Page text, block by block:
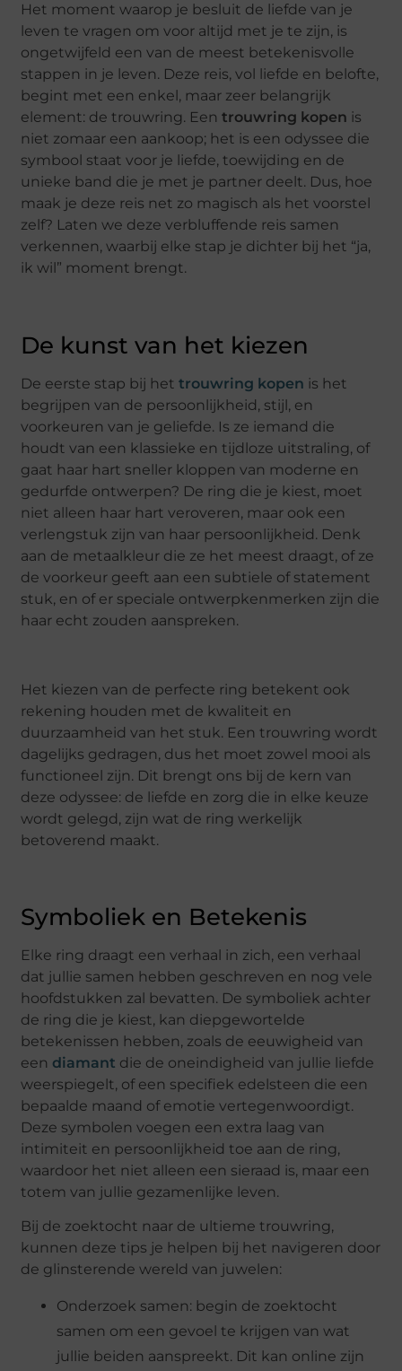
Het moment waarop je besluit de liefde van je
leven te vragen om voor altijd met je te zijn, is
ongetwijfeld een van de meest betekenisvolle
stappen in je leven. Deze reis, vol liefde en belofte,
begint met een enkel, maar zeer belangrijk
element: de trouwring. Eentrouwring kopen is
niet zomaar een aankoop; het is een odyssee die
symbool staat voor je liefde, toewijding en de
unieke band die je met je partner deelt. Dus, hoe
maak je deze reis net zo magisch als het voorstel
zelf? Laten we deze verbluffende reis samen
verkennen, waarbij elke stap je dichter bij het “ja,
ik wil” moment brengt.
De kunst van het kiezen
De eerste stap bij hettrouwring kopen is het
begrijpen van de persoonlijkheid, stijl, en
voorkeuren van je geliefde. Is ze iemand die
houdt van een klassieke en tijdloze uitstraling, of
gaat haar hart sneller kloppen van moderne en
gedurfde ontwerpen? De ring die je kiest, moet
niet alleen haar hart veroveren, maar ook een
verlengstuk zijn van haar persoonlijkheid. Denk
aan de metaalkleur die ze het meest draagt, of ze
de voorkeur geeft aan een subtiele of statement
stuk, en of er speciale ontwerpkenmerken zijn die
haar echt zouden aanspreken.
Het kiezen van de perfecte ring betekent ook
rekening houden met de kwaliteit en
duurzaamheid van het stuk. Een trouwring wordt
dagelijks gedragen, dus het moet zowel mooi als
functioneel zijn. Dit brengt ons bij de kern van
deze odyssee: de liefde en zorg die in elke keuze
wordt gelegd, zijn wat de ring werkelijk
betoverend maakt.
Symboliek en Betekenis
Elke ring draagt een verhaal in zich, een verhaal
dat jullie samen hebben geschreven en nog vele
hoofdstukken zal bevatten. De symboliek achter
de ring die je kiest, kan diepgewortelde
betekenissen hebben, zoals de eeuwigheid van
een diamant die de oneindigheid van jullie liefde
weerspiegelt, of een specifiek edelsteen die een
bepaalde maand of emotie vertegenwoordigt.
Deze symbolen voegen een extra laag van
intimiteit en persoonlijkheid toe aan de ring,
waardoor het niet alleen een sieraad is, maar een
totem van jullie gezamenlijke leven.
Bij de zoektocht naar de ultieme trouwring,
kunnen deze tips je helpen bij het navigeren door
de glinsterende wereld van juwelen:
Onderzoek samen: begin de zoektocht
samen om een gevoel te krijgen van wat
jullie beiden aanspreekt. Dit kan online zijn